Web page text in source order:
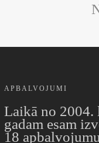
APBALVOJUMI
Laikā no 2004.
gadam esam
18 apbalvojumu